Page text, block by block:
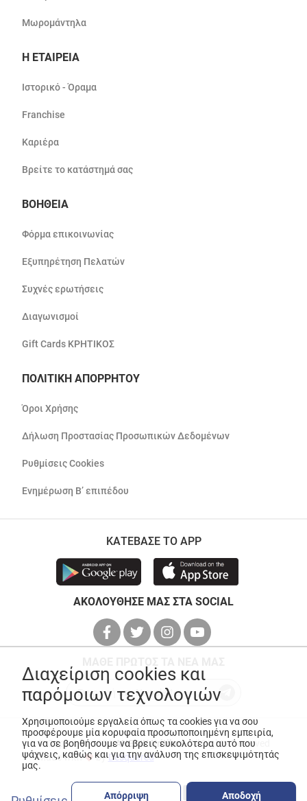
Μωρομάντηλα
Η ΕΤΑΙΡΕΙΑ
Ιστορικό - Όραμα
Franchise
Καριέρα
Βρείτε το κατάστημά σας
ΒΟΗΘΕΙΑ
Φόρμα επικοινωνίας
Εξυπηρέτηση Πελατών
Συχνές ερωτήσεις
Διαγωνισμοί
Gift Cards ΚΡΗΤΙΚΟΣ
ΠΟΛΙΤΙΚΗ ΑΠΟΡΡΗΤΟΥ
Όροι Χρήσης
Δήλωση Προστασίας Προσωπικών Δεδομένων
Ρυθμίσεις Cookies
Ενημέρωση Β’ επιπέδου
ΚΑΤΕΒΑΣΕ ΤΟ APP
ΑΚΟΛΟΥΘΗΣΕ ΜΑΣ ΣΤΑ SOCIAL
© Copyright 2026ANEDIK Kritikos. All Rights Reserved
Made with
byDesquared
Διαχείριση cookies και
παρόμοιων τεχνολογιών
Χρησιμοποιούμε εργαλεία όπως τα cookies για να σου
προσφέρουμε μία κορυφαία προσωποποιημένη εμπειρία,
για να σε βοηθήσουμε να βρεις ευκολότερα αυτό που
ψάχνεις, καθώς και για την ανάλυση της επισκεψιμότητάς
μας.
Απόρριψη Αποδοχή